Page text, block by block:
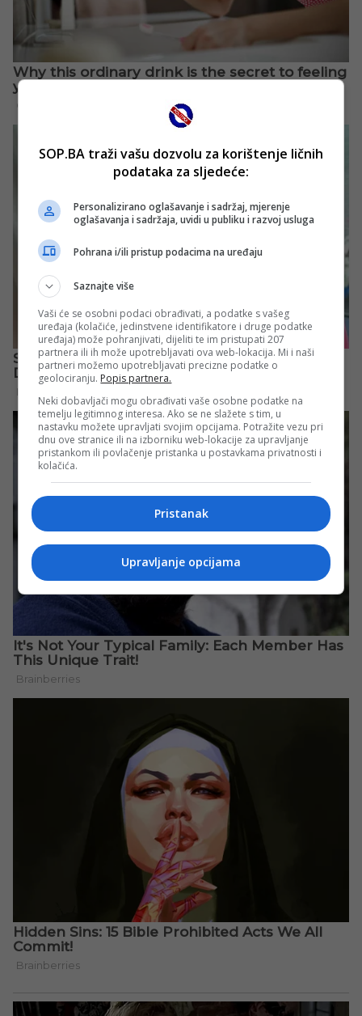
SOP.BA traži vašu dozvolu za korištenje ličnih
podataka za sljedeće:
Personalizirano oglašavanje i sadržaj, mjerenje
oglašavanja i sadržaja, uvidi u publiku i razvoj usluga
Pohrana i/ili pristup podacima na uređaju
Saznajte više
Vaši će se osobni podaci obrađivati, a podatke s vašeg
uređaja (kolačiće, jedinstvene identifikatore i druge podatke
uređaja) može pohranjivati, dijeliti te im pristupati 207
partnera ili ih može upotrebljavati ova web-lokacija. Mi i naši
partneri možemo upotrebljavati precizne podatke o
geolociranju. Popis partnera.
Neki dobavljači mogu obrađivati vaše osobne podatke na
temelju legitimnog interesa. Ako se ne slažete s tim, u
nastavku možete upravljati svojim opcijama. Potražite vezu pri
dnu ove stranice ili na izborniku web-lokacije za upravljanje
pristankom ili povlačenje pristanka u postavkama privatnosti i
kolačića.
Pristanak
Upravljanje opcijama